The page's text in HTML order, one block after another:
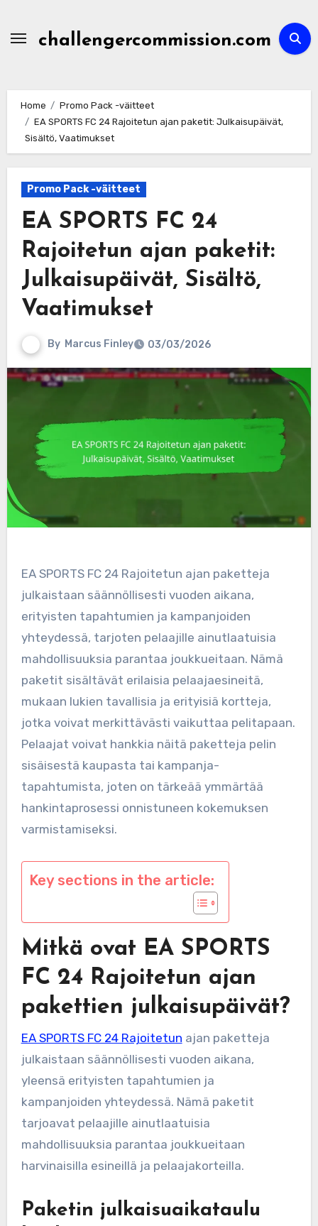
contentchallengercommission.com
Home
Promo Pack -väitteet
EA SPORTS FC 24 Rajoitetun ajan paketit: Julkaisupäivät,
Sisältö, Vaatimukset
Promo Pack -väitteet
EA SPORTS FC 24
Rajoitetun ajan paketit:
Julkaisupäivät, Sisältö,
Vaatimukset
By Marcus Finley 03/03/2026
EA SPORTS FC 24 Rajoitetun ajan paketteja
julkaistaan säännöllisesti vuoden aikana,
erityisten tapahtumien ja kampanjoiden
yhteydessä, tarjoten pelaajille ainutlaatuisia
mahdollisuuksia parantaa joukkueitaan. Nämä
paketit sisältävät erilaisia pelaajaesineitä,
mukaan lukien tavallisia ja erityisiä kortteja,
jotka voivat merkittävästi vaikuttaa pelitapaan.
Pelaajat voivat hankkia näitä paketteja pelin
sisäisestä kaupasta tai kampanja-
tapahtumista, joten on tärkeää ymmärtää
hankintaprosessi onnistuneen kokemuksen
varmistamiseksi.
Key sections in the article:
Mitkä ovat EA SPORTS
FC 24 Rajoitetun ajan
pakettien julkaisupäivät?
EA SPORTS FC 24 Rajoitetun ajan paketteja
julkaistaan säännöllisesti vuoden aikana,
yleensä erityisten tapahtumien ja
kampanjoiden yhteydessä. Nämä paketit
tarjoavat pelaajille ainutlaatuisia
mahdollisuuksia parantaa joukkueitaan
harvinaisilla esineillä ja pelaajakorteilla.
Paketin julkaisuaikataulu